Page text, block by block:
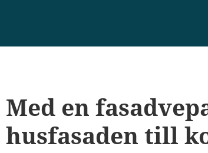
Med en
husfasaden till